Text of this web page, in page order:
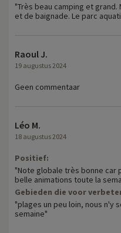
"Très beau camping et
et de baignade. Le parc
Raoul J.
19 augustus 2024
Geen commentaar
Léo M.
18 augustus 2024
Positief:
"Note globale très bonne car
belle animations toute la
Gebieden die voor
"plages un peu loin, nous n'y
semaine"